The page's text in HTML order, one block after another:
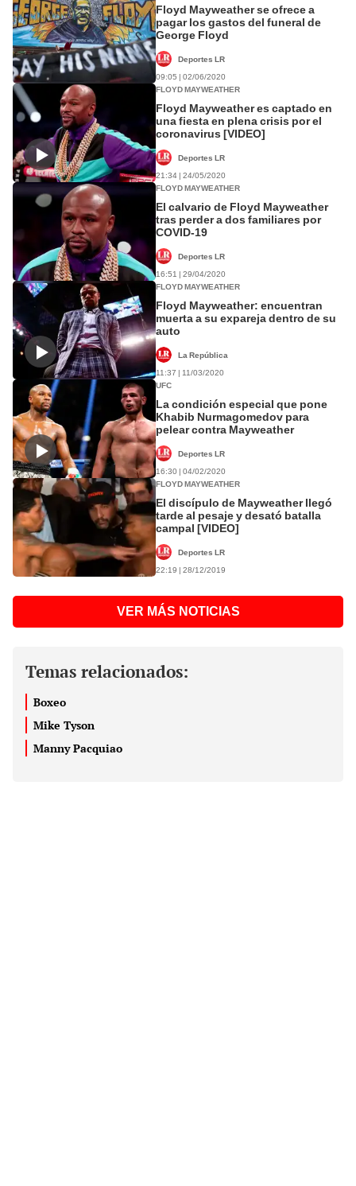
Floyd Mayweather se ofrece a
pagar los gastos del funeral de
George Floyd
Deportes LR
09:05 | 02/06/2020
FLOYD MAYWEATHER
Floyd Mayweather es captado en
una fiesta en plena crisis por el
coronavirus [VIDEO]
Deportes LR
21:34 | 24/05/2020
FLOYD MAYWEATHER
El calvario de Floyd Mayweather
tras perder a dos familiares por
COVID-19
Deportes LR
16:51 | 29/04/2020
FLOYD MAYWEATHER
Floyd Mayweather: encuentran
muerta a su expareja dentro de su
auto
La República
11:37 | 11/03/2020
UFC
La condición especial que pone
Khabib Nurmagomedov para
pelear contra Mayweather
Deportes LR
16:30 | 04/02/2020
FLOYD MAYWEATHER
El discípulo de Mayweather llegó
tarde al pesaje y desató batalla
campal [VIDEO]
Deportes LR
22:19 | 28/12/2019
VER MÁS NOTICIAS
Temas relacionados:
Boxeo
Mike Tyson
Manny Pacquiao